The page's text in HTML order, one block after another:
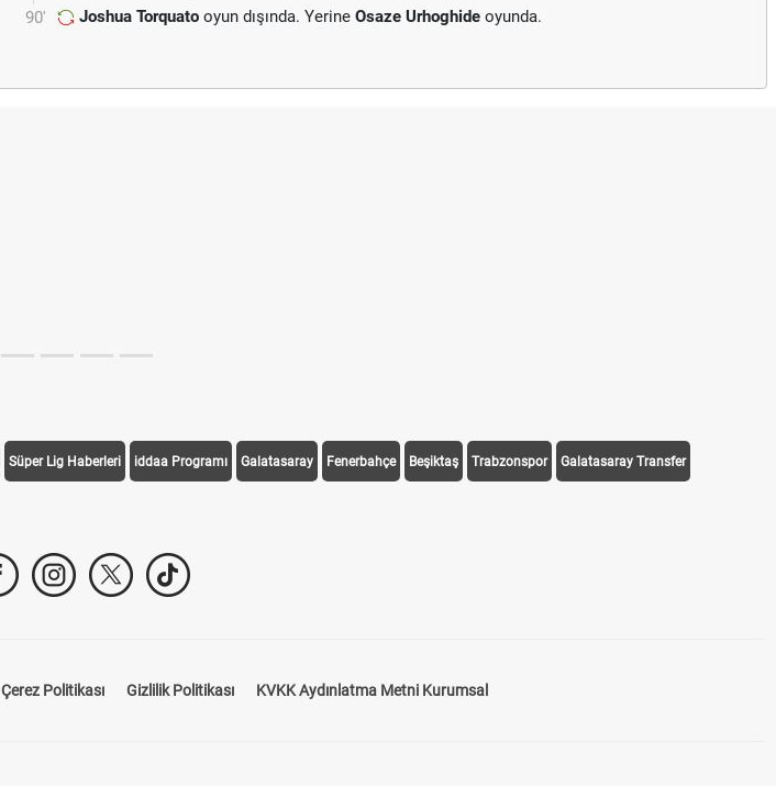
90' Joshua Torquato oyun dışında. Yerine Osaze Urhoghide oyunda.
Süper Lig Haberleri iddaa Programı Galatasaray Fenerbahçe Beşiktaş Trabzonspor Galatasaray Transfer
Çerez Politikası Gizlilik Politikası KVKK Aydınlatma Metni Kurumsal